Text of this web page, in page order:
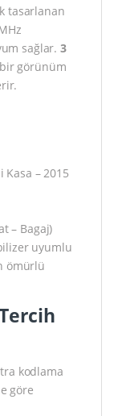
tasarlanan
sağlar. 3
görünüm
Kasa – 2015
– Bagaj)
uyumlu
ömürlü
kodlama
göre